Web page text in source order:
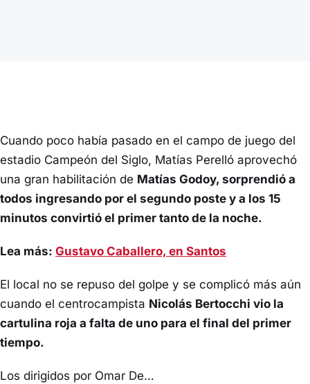
Cuando poco había pasado en el campo de juego del
estadio Campeón del Siglo, Matías Perelló aprovechó
una gran habilitación de Matías Godoy, sorprendió a
todos ingresando por el segundo poste y a los 15
minutos convirtió el primer tanto de la noche.
Lea más: Gustavo Caballero, en Santos
El local no se repuso del golpe y se complicó más aún
cuando el centrocampista Nicolás Bertocchi vio la
cartulina roja a falta de uno para el final del primer
tiempo.
Los dirigidos por Omar De…